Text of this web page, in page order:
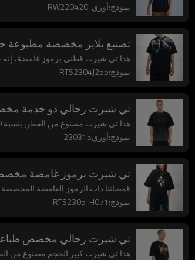
نموذج:أوري-RW220420
تصنيع بلايز مخصصة
هذا تي شيرت قطني برموز غامضة، إنه
نموذج:RTS2304J255
تي شيرت رجالي ذو خدمة مخصصة 100٪ قطن بقع
هذا تي شيرت مصنوع من القطن بنسبة 100%، وهو عصري ومريح للغاية، ويقبل التخصيص.
نموذج:أوري230315
تي شيرت برموز غامضة
قمصاننا ذات الرموز الغامضة
نموذج:RTS2305-H071
تي شيرت رجالي مخصص
هذا تي شيرت كبير الحجم مصنوع من